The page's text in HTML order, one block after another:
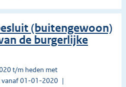
(buitengewoon)
de burgerlijke
t/m heden met
vanaf 01-01-2020